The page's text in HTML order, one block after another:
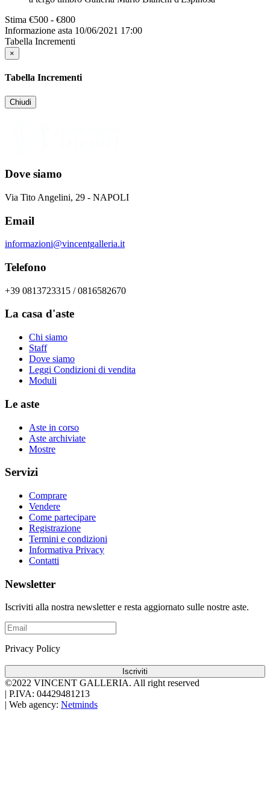
Stima €500 - €800
Informazione asta 10/06/2021 17:00
Tabella Incrementi
×
Tabella Incrementi
Chiudi
Dove siamo
Via Tito Angelini, 29 - NAPOLI
Email
informazioni@vincentgalleria.it
Telefono
+39 0813723315 / 0816582670
La casa d'aste
Chi siamo
Staff
Dove siamo
Leggi Condizioni di vendita
Moduli
Le aste
Aste in corso
Aste archiviate
Mostre
Servizi
Comprare
Vendere
Come partecipare
Registrazione
Termini e condizioni
Informativa Privacy
Contatti
Newsletter
Iscriviti alla nostra newsletter e resta aggiornato sulle nostre aste.
Privacy Policy
Iscriviti
©2022 VINCENT GALLERIA. All right reserved
P.IVA: 04429481213
Web agency: Netminds